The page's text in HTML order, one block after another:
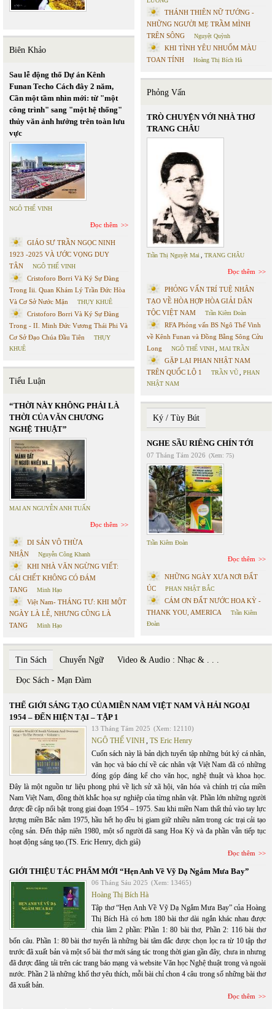
Biên Khảo
Sau lễ động thổ Dự án Kênh
Funan Techo Cách đây 2 năm,
Cần một tầm nhìn mới: từ "một
công trình" sang "một hệ thống"
thủy văn ảnh hưởng trên toàn lưu
vực
NGÔ THẾ VINH
Đọc thêm
GIÁO SƯ TRẦN NGỌC NINH
1923 -2025 VÀ ƯỚC VỌNG DUY
TÂN
NGÔ THẾ VINH
Cristoforo Borri Và Ký Sự Đàng
Trong Iii. Quan Khám Lý Trần Đức Hòa
Và Cơ Sở Nước Mặn
THỤY KHUÊ
Cristoforo Borri Và Ký Sự Đàng
Trong - II. Minh Đức Vương Thái Phi Và
Cơ Sở Đạo Chúa Đầu Tiên
THỤY
KHUÊ
Tiểu Luận
“THỜI NÀY KHÔNG PHẢI LÀ
THỜI CỦA VĂN CHƯƠNG
NGHỆ THUẬT”
MAI AN NGUYỄN ANH TUẤN
Đọc thêm
DI SẢN VÔ THỪA
NHẬN
Nguyễn Công Khanh
KHI NHÀ VĂN NGỪNG VIẾT:
CÁI CHẾT KHÔNG CÓ ĐÁM
TANG
Minh Hạo
Việt Nam- THÁNG TƯ: KHI MỘT
NGÀY LÀ LỄ, NHƯNG CŨNG LÀ
TANG
Minh Hạo
THÁNH THIÊN NỮ TƯỚNG -
NHỮNG NGƯỜI MẸ TRẦM MÌNH
TRÊN SÔNG
Nguyệt Quỳnh
KHI TÌNH YÊU NHUỐM MÀU
TOAN TÍNH
Hoàng Thị Bích Hà
Phỏng Vấn
TRÒ CHUYỆN VỚI NHÀ THƠ
TRANG CHÂU
Trần Thị Nguyệt Mai TRANG CHÂU
Đọc thêm
PHỎNG VẤN TRÍ TUỆ NHÂN
TẠO VỀ HÒA HỢP HÒA GIẢI DÂN
TỘC VIỆT NAM
Trần Kiêm Đoàn
RFA Phỏng vấn BS Ngô Thế Vinh
về Kênh Funan và Đồng Bằng Sông Cửu
Long
NGÔ THẾ VINH MAI TRẦN
GẶP LẠI PHAN NHẬT NAM
TRÊN QUỐC LỘ 1
TRẦN VŨ
PHAN
NHẬT NAM
Ký / Tùy Bút
NGHE SẦU RIÊNG CHÍN TỚI
07 Tháng Tám 2026 (Xem: 75)
Trần Kiêm Đoàn
Đọc thêm
NHỮNG NGÀY XƯA NƠI ĐẤT
ÚC
PHAN NHẬT BẮC
CÁM ƠN ĐẤT NƯỚC HOA KỲ -
THANK YOU, AMERICA
Trần Kiêm
Đoàn
Tin Sách Chuyển Ngữ Video & Audio : Nhạc & . . .
Đọc Sách - Mạn Đàm
THẾ GIỚI SÁNG TẠO CỦA MIỀN NAM VIỆT NAM VÀ HẢI NGOẠI
1954 – ĐẾN HIỆN TẠI – TẬP 1
13 Tháng Tám 2025 (Xem: 12110)
NGÔ THẾ VINH, TS Eric Henry
Cuốn sách này là bản dịch tuyển tập những bút ký cá nhân,
văn học và báo chí về các nhân vật Việt Nam đã có những
đóng góp đáng kể cho văn học, nghệ thuật và khoa học.
Đây là một nguồn tư liệu phong phú về lịch sử xã hội, văn hóa và chính trị của miền
Nam Việt Nam, đồng thời khắc họa sự nghiệp của từng nhân vật. Phần lớn những người
được đề cập nổi bật trong giai đoạn 1954 – 1975. Sau khi miền Nam thất thủ vào tay lực
lượng miền Bắc năm 1975, hầu hết họ đều bị giam giữ nhiều năm trong các trại cải tạo
cộng sản. Đến thập niên 1980, một số người đã sang Hoa Kỳ và đa phần vẫn tiếp tục
hoạt động sáng tạo.(TS. Eric Henry, dịch giả)
Đọc thêm
GIỚI THIỆU TÁC PHẨM MỚI “Hẹn Anh Về Vỹ Dạ Ngắm Mưa Bay”
06 Tháng Sáu 2025 (Xem: 13465)
Hoàng Thị Bích Hà
Tập thơ “Hẹn Anh Về Vỹ Dạ Ngắm Mưa Bay” của Hoàng
Thị Bích Hà có hơn 180 bài thơ dài ngắn khác nhau được
chia làm 2 phần: Phần 1: 80 bài thơ, Phần 2: 116 bài thơ
bốn câu. Phần 1: 80 bài thơ tuyển là những bài tâm đắc được chọn lọc ra từ 10 tập thơ
trước đã xuất bản và một số bài thơ mới sáng tác trong thời gian gần đây, chưa in nhưng
đã được đăng tải trên các trang báo mạng và website Văn học Nghệ thuật trong và ngoài
nước. Phần 2 là những khổ thơ yêu thích, mỗi bài chỉ chon 4 câu trong số những bài thơ
đã xuất bản.
Đọc thêm